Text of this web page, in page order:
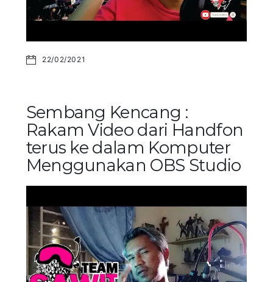
22/02/2021
Sembang Kencang :
Rakam Video dari Handfon
terus ke dalam Komputer
Menggunakan OBS Studio